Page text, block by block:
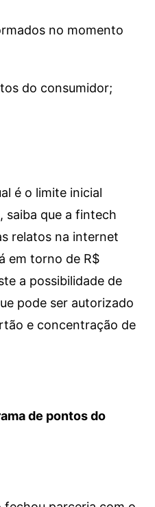
no momento
do consumidor;
é o limite inicial
saiba que a fintech
relatos na internet
em torno de R$
a possibilidade de
pode ser autorizado
e concentração de
de pontos do